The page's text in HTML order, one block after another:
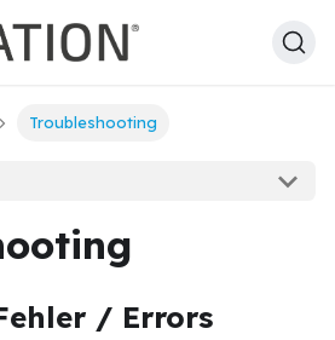
Troubleshooting
/ Errors